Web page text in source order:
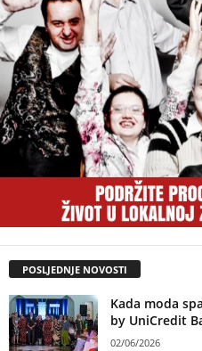
POSLJEDNJE NOVOSTI
Kada moda
by UniCredit
02/06/2026